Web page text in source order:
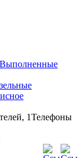
Выполненные
1Телефоны